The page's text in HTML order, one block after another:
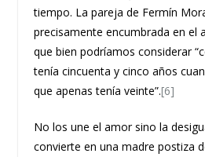
tiempo. La pareja de Fermín
precisamente encumbrada en el
que bien podríamos considerar
tenía cincuenta y cinco años
que apenas tenía veinte”.[6]
No los une el amor sino la
convierte en una madre postiza